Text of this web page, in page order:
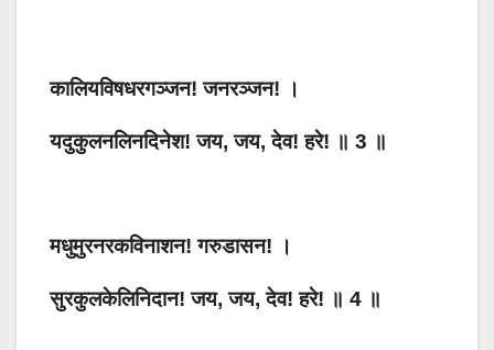
कालियविषधरगञ्जन! जनरञ्जन! ।
यदुकुलनलिनदिनेश! जय, जय, देव! हरे! ॥ 3 ॥
मधुमुरनरकविनाशन! गरुडासन! ।
सुरकुलकेलिनिदान! जय, जय, देव! हरे! ॥ 4 ॥